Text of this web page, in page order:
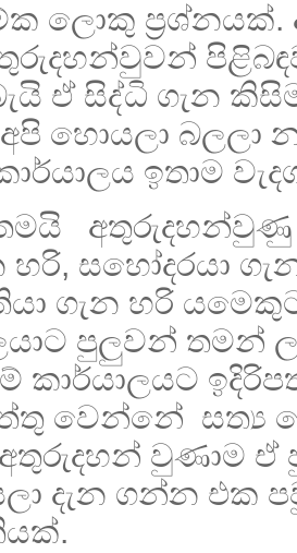
ලොකු ප්‍රශ්නයක්.
ඒ සිද්ධි ගැන
අපි හොයලා බලලා
ඉතාම
අතුරුදහන්වුණු
හරි, සහෝදරයා
ගැන හරි
පුලුවන් තමන්
කාර්යාලයට
වෙන්නේ සත්‍ය
වුණාම ඒ
දැන ගන්න එක